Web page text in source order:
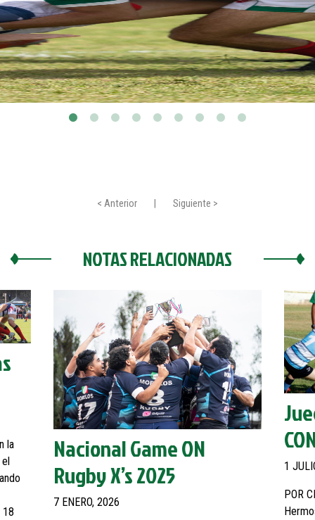
< Anterior Siguiente >
NOTAS RELACIONADAS
la
el
18
Nacional Game ON
Rugby X’s 2025
7 ENERO, 2026
1
POR